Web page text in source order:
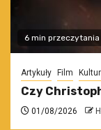
6 min przeczytania
Artykuły Film
Czy
01/08/2026